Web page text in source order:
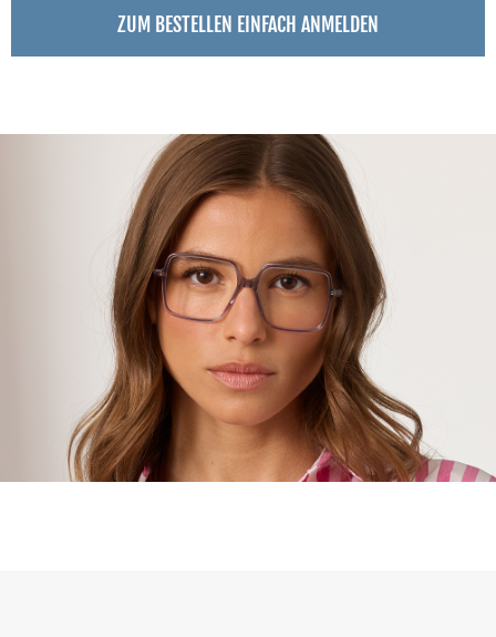
ZUM BESTELLEN EINFACH ANMELDEN